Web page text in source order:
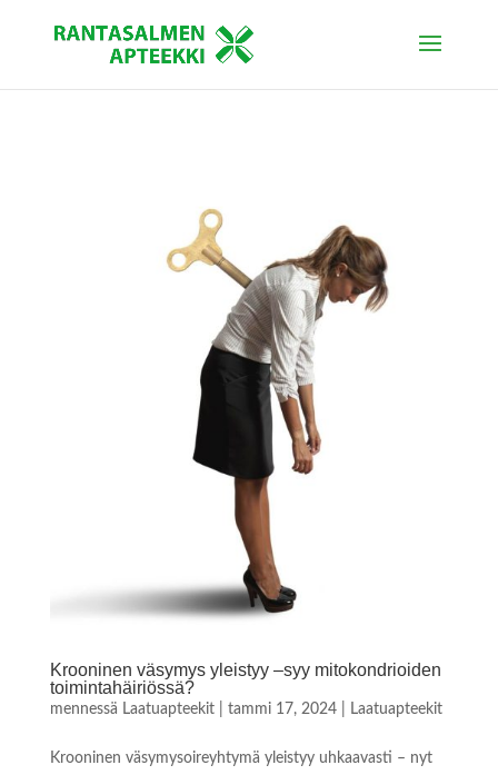
Krooninen väsymys yleistyy –syy mitokondrioiden
toimintahäiriössä?
mennessä Laatuapteekit| tammi 17, 2024| Laatuapteekit
Krooninen väsymysoireyhtymä yleis­tyy uhkaavasti – nyt